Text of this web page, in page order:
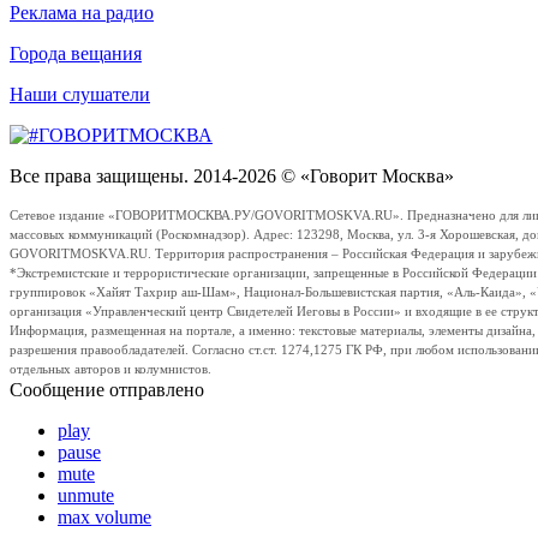
Реклама на радио
Города вещания
Наши слушатели
Все права защищены. 2014-2026 © «Говорит Москва»
Сетевое издание «ГОВОРИТМОСКВА.РУ/GOVORITMOSKVA.RU». Предназначено для
массовых коммуникаций (Роскомнадзор). Адрес: 123298, Москва, ул. 3-я
GOVORITMOSKVA.RU. Территория распространения – Российская Федерация и
*Экстремистские и террористические организации, запрещенные в Российской
группировок «Хайят Тахрир аш-Шам», Национал-Большевистская партия, «Аль-
организация «Управленческий центр Свидетелей Иеговы в России» и входящие в ее
Информация, размещенная на портале, а именно: текстовые материалы, элементы
разрешения правообладателей. Согласно ст.ст. 1274,1275 ГК РФ, при любом
отдельных авторов и колумнистов.
Сообщение отправлено
play
pause
mute
unmute
max volume